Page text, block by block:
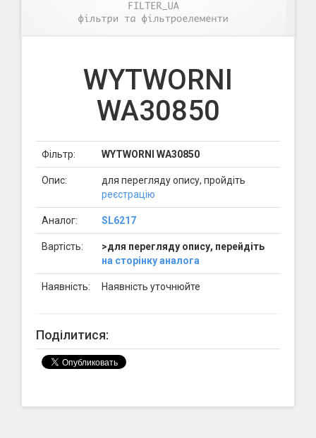
WYTWORNI
WA30850
Фільтр: WYTWORNI WA30850
Опис:
для перегляду опису, пройдіть
реєстрацію
Аналог: SL6217
Вартість:
>для перегляду опису, перейдіть
на сторінку аналога
Наявність: Наявність уточнюйте
Поділитися: